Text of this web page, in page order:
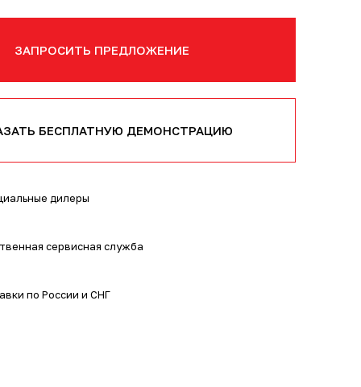
ЗАПРОСИТЬ ПРЕДЛОЖЕНИЕ
БЕСПЛАТНУЮ ДЕМОНСТРАЦИЮ
дилеры
сервисная служба
по России и СНГ